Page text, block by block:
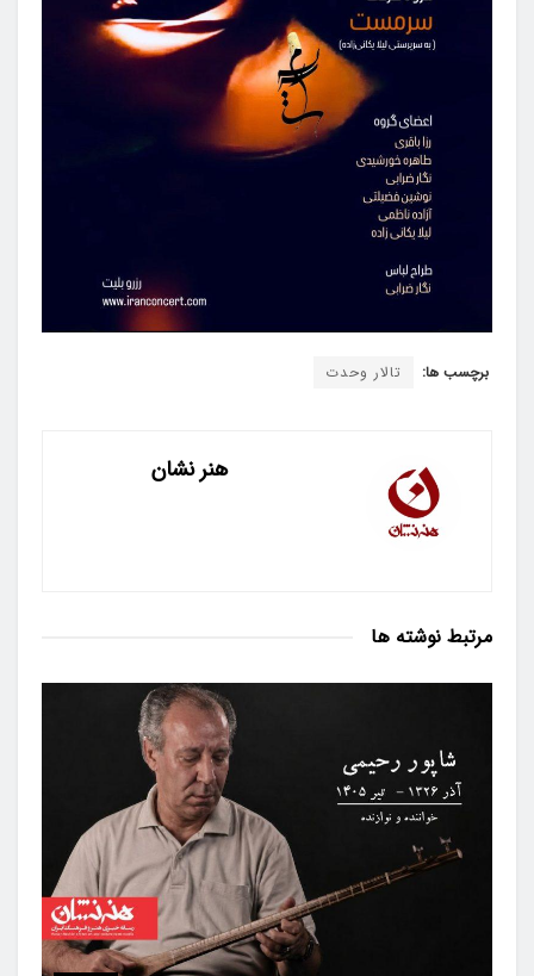
برچسب ها: تالار وحدت
هنر نشان
مرتبط نوشته ها